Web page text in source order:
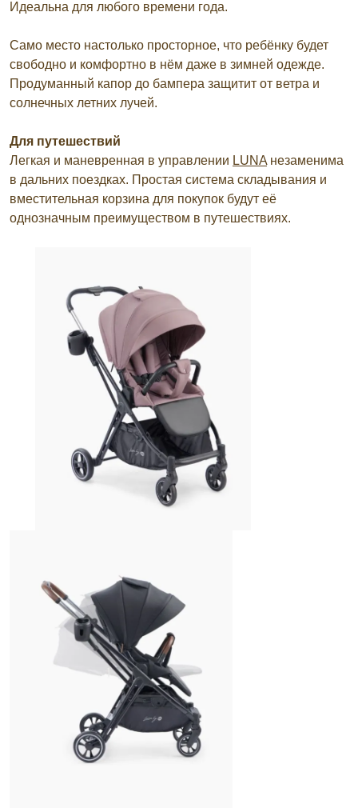
Идеальна для любого времени года.
Само место настолько просторное, что ребёнку будет
свободно и комфортно в нём даже в зимней одежде.
Продуманный капор до бампера защитит от ветра и
солнечных летних лучей.
Для путешествий
Легкая и маневренная в управлении LUNA незаменима
в дальних поездках. Простая система складывания и
вместительная корзина для покупок будут её
однозначным преимуществом в путешествиях.